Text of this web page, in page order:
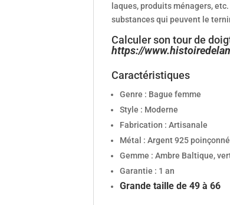
laques, produits ménagers,
substances qui peuvent le
Calculer son tour de
https://
Caractéristiques
Genre : Bague femme
Style : Moderne
Fabrication : Artisanale
Métal : Argent 925
Gemme : Ambre Baltique,
Garantie : 1 an
Grande taille de 49 à 66